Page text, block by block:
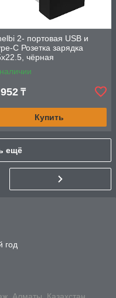
2- портовая USB и
C Розетка зарядка
чёрная
₸
Купить
ещё
год